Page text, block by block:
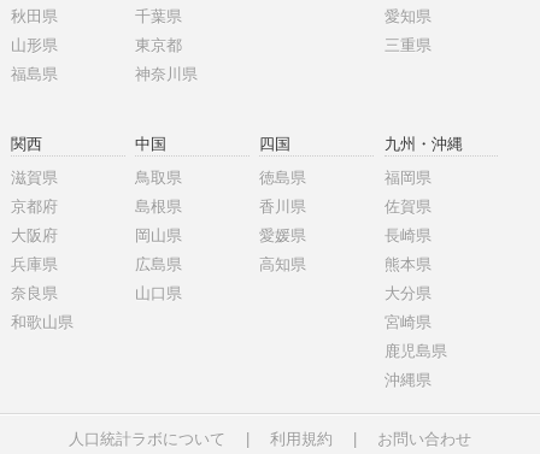
秋田県
山形県
福島県
千葉県
東京都
神奈川県
愛知県
三重県
関西
滋賀県
京都府
大阪府
兵庫県
奈良県
和歌山県
中国
鳥取県
島根県
岡山県
広島県
山口県
四国
徳島県
香川県
愛媛県
高知県
九州・沖縄
福岡県
佐賀県
長崎県
熊本県
大分県
宮崎県
鹿児島県
沖縄県
人口統計ラボについて 利用規約 お問い合わせ